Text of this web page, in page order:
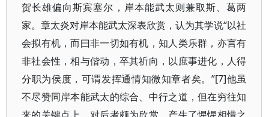
贺长雄偏向斯宾塞尔，岸本能武太则兼取斯、葛两
家。章太炎对岸本能武太深表欣赏，认为其学说“以社
会拟有机，而曰非一切如有机，知人类乐群，亦言有
非社会性，相与偕动，卒其祈向，以庶事进化，人得
分职为侯度，可谓发挥通情知微知章者矣。”[7]他虽
不尽赞同岸本能武太的综合、中行之道，但在穷往知